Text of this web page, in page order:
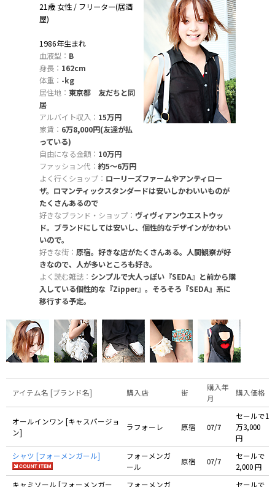
21歳 女性 / フリーター(居酒
屋)
1986年生まれ
血液型： B
身長： 162cm
体重： -kg
居住地： 東京都 友だちと同
居
アルバイト収入： 15万円
家賃： 6万8,000円(友達が払
っている)
自由になる金額： 10万円
ファッション代： 約5〜6万円
よく行くショップ： ローリーズファームやアンティロー
ザ。ロマンティックスタンダードは安いしかわいいものが
たくさんあるので
好きなブランド・ショップ： ヴィヴィアンウエストウッ
ド。ブランドにしては安いし、個性的なデザインがかわい
いので。
好きな街： 原宿。好きな店がたくさんある。人間観察が好
きなので、人が多いところも好き。
よく読む雑誌： シンプルで大人っぽい『SEDA』と前から購
入している個性的な『Zipper』。そろそろ『SEDA』系に
移行する予定。
アイテム名 [ブランド名] 購入店 街
購入年
月
購入価格
オールインワン [キャスパージョ
ン]
ラフォーレ 原宿 07/7
セールで1
万3,000
円
シャツ [フォーメンガール]
フォーメンガ
ール
原宿 07/7
セールで
2,000 円
キャミソール [フォーメンガー
フォーメンガ
セールで